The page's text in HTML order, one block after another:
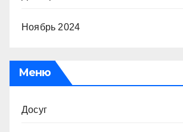
Ноябрь 2024
Меню
Досуг